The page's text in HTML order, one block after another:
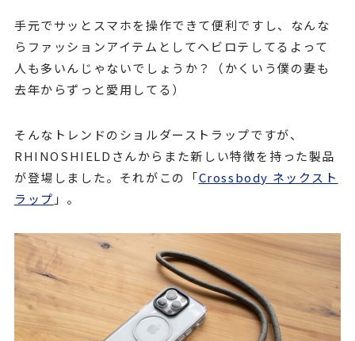
手元でサッとスマホを操作できて便利ですし、なんな
らファッションアイテムとしてヘビロテしてるよって
人も多いんじゃないでしょうか？（かくいう僕の妻も
去年からずっと愛用してる）
そんなトレンドのショルダーストラップですが、
RHINOSHIELDさんからまた新しい特徴を持った製品
が登場しました。それがこの「Crossbody ネックスト
ラップ 」。